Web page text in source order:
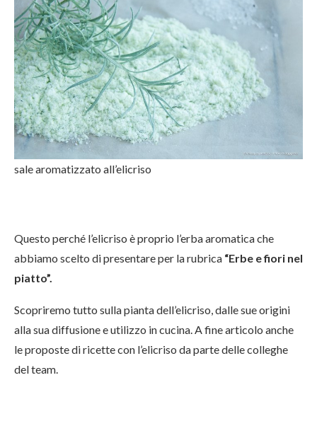
sale aromatizzato all’elicriso
Questo perché l’elicriso è proprio l’erba aromatica che
abbiamo scelto di presentare per la rubrica “Erbe e fiori nel
piatto”.
Scopriremo tutto sulla pianta dell’elicriso, dalle sue origini
alla sua diffusione e utilizzo in cucina. A fine articolo anche
le proposte di ricette con l’elicriso da parte delle colleghe
del team.